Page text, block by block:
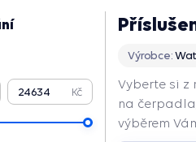
Kč
Výrobce:
Vyberte si z
na
výběrem